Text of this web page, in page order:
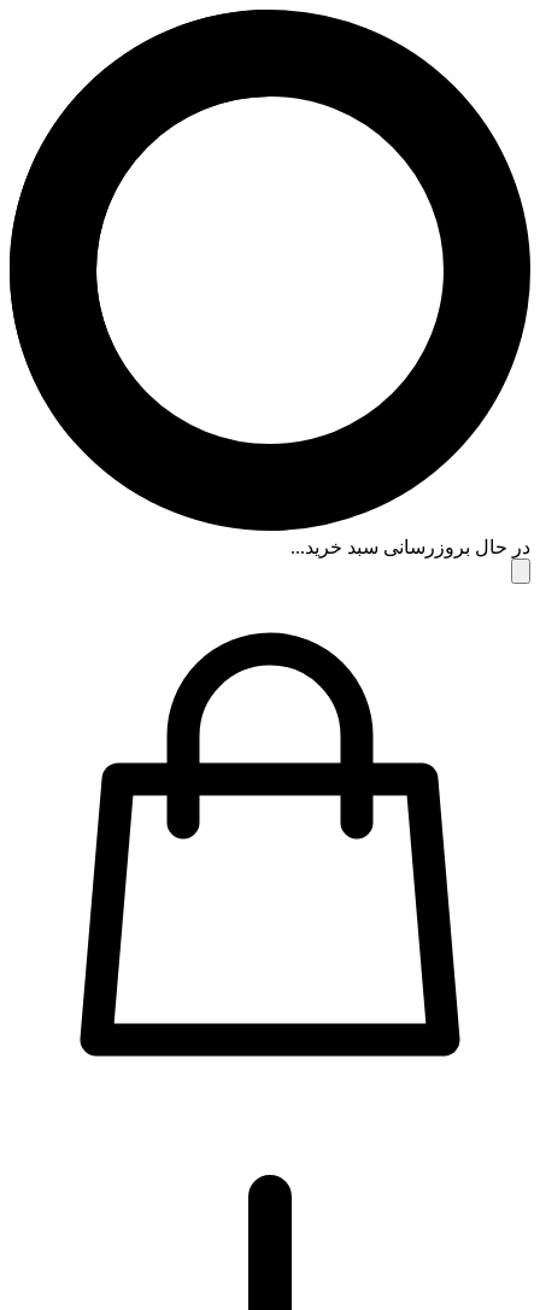
حال بروزرسانی سبد خرید...